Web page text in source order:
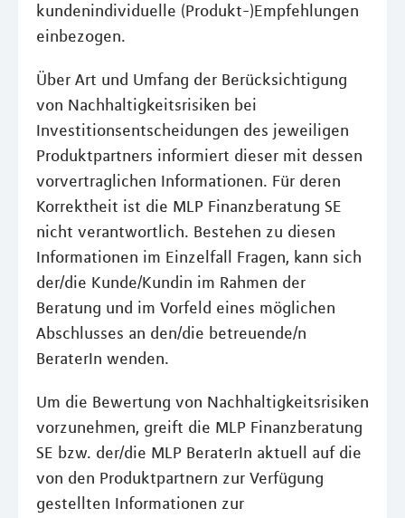
kundenindividuelle (Produkt-)Empfehlungen
einbezogen.
Über Art und Umfang der Berücksichtigung
von Nachhaltigkeitsrisiken bei
Investitionsentscheidungen des jeweiligen
Produktpartners informiert dieser mit dessen
vorvertraglichen Informationen. Für deren
Korrektheit ist die MLP Finanzberatung SE
nicht verantwortlich. Bestehen zu diesen
Informationen im Einzelfall Fragen, kann sich
der/die Kunde/Kundin im Rahmen der
Beratung und im Vorfeld eines möglichen
Abschlusses an den/die betreuende/n
BeraterIn wenden.
Um die Bewertung von Nachhaltigkeitsrisiken
vorzunehmen, greift die MLP Finanzberatung
SE bzw. der/die MLP BeraterIn aktuell auf die
von den Produktpartnern zur Verfügung
gestellten Informationen zur